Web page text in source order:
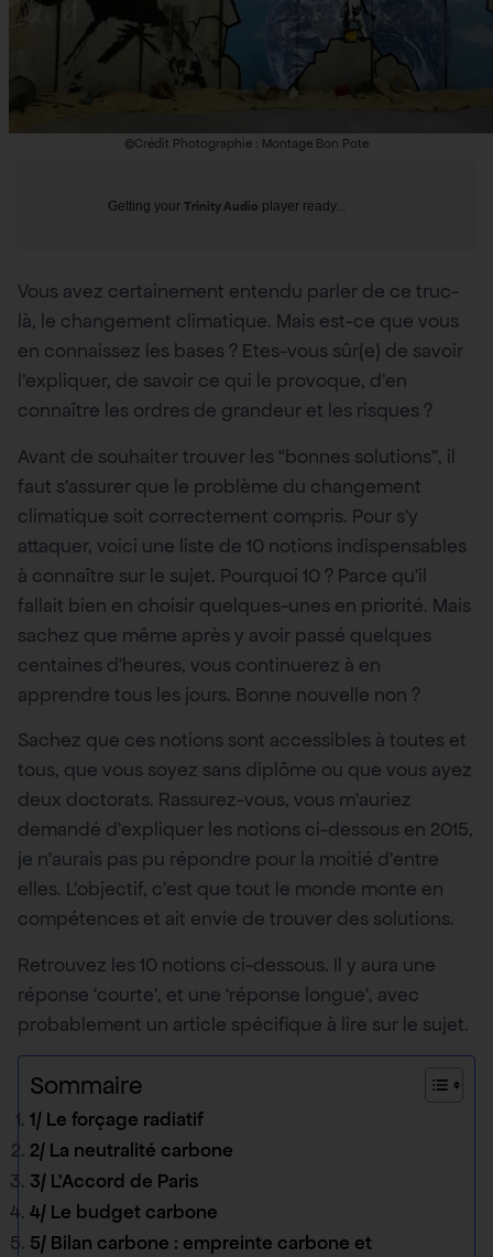
©Crédit Photographie : Montage Bon Pote
Getting your Trinity Audio player ready...
Vous avez certainement entendu parler de ce truc-
là, le changement climatique. Mais est-ce que vous
en connaissez les bases ? Etes-vous sûr(e) de savoir
l’expliquer, de savoir ce qui le provoque, d’en
connaître les ordres de grandeur et les risques ?
Avant de souhaiter trouver les “bonnes solutions”, il
faut s’assurer que le problème du changement
climatique soit correctement compris. Pour s’y
attaquer, voici une liste de 10 notions indispensables
à connaître sur le sujet. Pourquoi 10 ? Parce qu’il
fallait bien en choisir quelques-unes en priorité. Mais
sachez que même après y avoir passé quelques
centaines d’heures, vous continuerez à en
apprendre tous les jours. Bonne nouvelle non ?
Sachez que ces notions sont accessibles à toutes et
tous, que vous soyez sans diplôme ou que vous ayez
deux doctorats. Rassurez-vous, vous m’auriez
demandé d’expliquer les notions ci-dessous en 2015,
je n’aurais pas pu répondre pour la moitié d’entre
elles. L’objectif, c’est que tout le monde monte en
compétences et ait envie de trouver des solutions.
Retrouvez les 10 notions ci-dessous. Il y aura une
réponse ‘courte’, et une ‘réponse longue’, avec
probablement un article spécifique à lire sur le sujet.
Sommaire
1/ Le forçage radiatif
2/ La neutralité carbone
3/ L’Accord de Paris
4/ Le budget carbone
5/ Bilan carbone : empreinte carbone et